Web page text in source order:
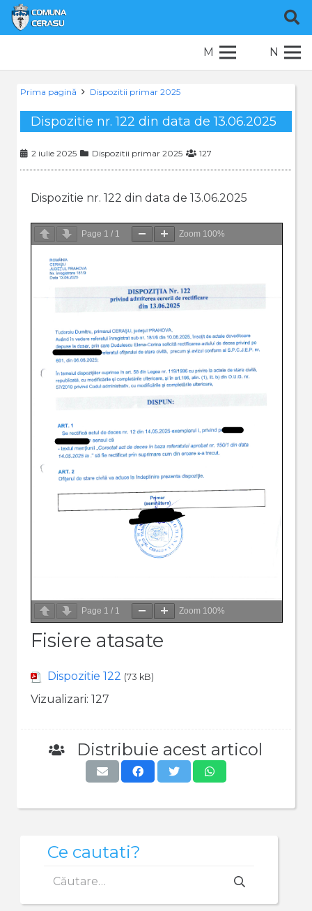
M N
Prima pagină Dispozitii primar 2025
Dispozitie nr. 122 din data de 13.06.2025
2 iulie 2025 Dispozitii primar 2025 127
Dispozitie nr. 122 din data de 13.06.2025
Page 1 / 1 Zoom 100%
Page 1 / 1 Zoom 100%
Fisiere atasate
Dispozitie 122 (73 kB)
Vizualizari: 127
Distribuie acest articol
Ce cautati?
după: